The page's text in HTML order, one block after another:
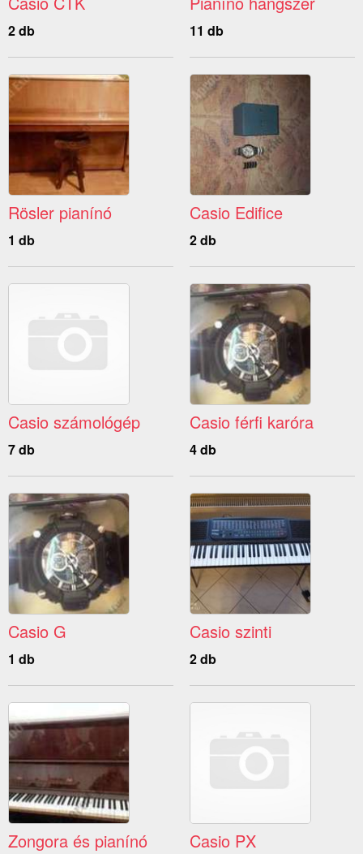
2 db 11 db
Rösler pianínó
1 db
Casio Edifice
2 db
Casio számológép
7 db
Casio férfi karóra
4 db
Casio G
1 db
Casio szinti
2 db
Zongora és pianínó Casio PX